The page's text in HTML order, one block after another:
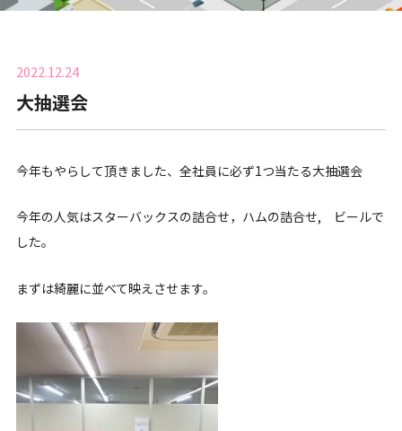
2022.12.24
大抽選会
今年もやらして頂きました、全社員に必ず1つ当たる大抽選会
今年の人気はスターバックスの詰合せ，ハムの詰合せ, ビールで
した。
まずは綺麗に並べて映えさせます。